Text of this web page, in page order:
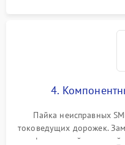
4.
Пайка неисправных
токоведущих дорожек.
инфракрасной